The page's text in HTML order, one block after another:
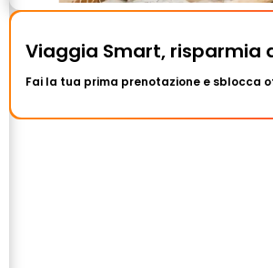
Viaggia Smart, risparmia
Fai la tua prima prenotazione e sblocca